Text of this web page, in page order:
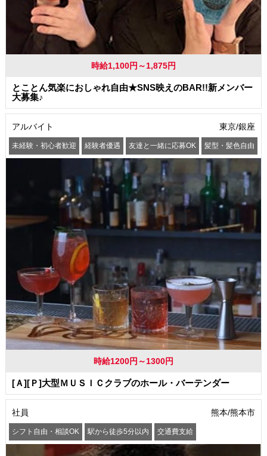
時給1,100円～1,875円
とことん気楽におしゃれ自由★SNS映えのBAR!!新メンバー
大募集♪
アルバイト 東京/銀座
未経験・初心者歓迎 経験者優遇 友達と一緒に応募OK 髪型・髪色自由
駅から徒歩5分以内
時給1200円～1300円
[Ａ][Ｐ]大型ＭＵＳＩＣクラブのホール・バーテンダー
社員 熊本/熊本市
シフト自由・相談OK 駅から徒歩5分以内 交通費支給